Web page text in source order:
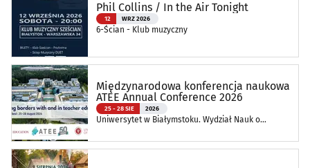
Phil Collins / In the Air Tonight
12 WRZ 2026
6-Ścian - Klub muzyczny
Międzynarodowa konferencja naukowa
ATEE Annual Conference 2026
25 - 28 SIE 2026
Uniwersytet w Białymstoku. Wydział Nauk o